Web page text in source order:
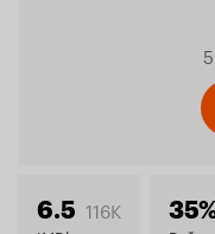
6.5 116K